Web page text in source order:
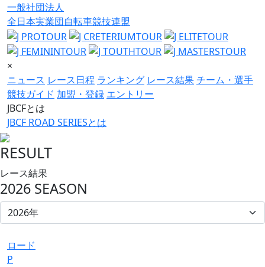
一般社団法人
全日本実業団自転車競技連盟
×
ニュース レース日程 ランキング レース結果チーム・選手
競技ガイド 加盟・登録 エントリー
JBCFとは
JBCF ROAD SERIESとは
RESULT
レース結果
2026 SEASON
ロード
P